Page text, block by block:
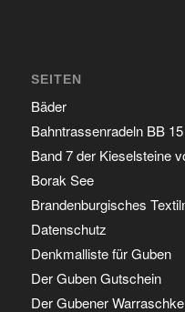
SEITEN
Bäder
Bahntrassenradeln BB
Band 7 der Kieselsteine
Borak See
Brandenburgisches
Datenschutz
Denkmalliste für Guben
Der Guben Gutschein
Der Gubener Warraschke